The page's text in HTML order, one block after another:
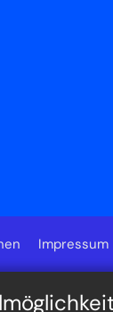
Impressum